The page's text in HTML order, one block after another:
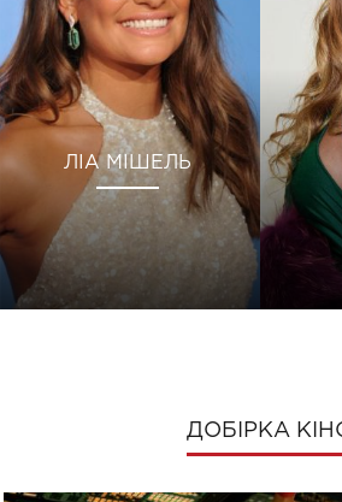
ЛІА МІШЕЛЬ
ДОБІРКА